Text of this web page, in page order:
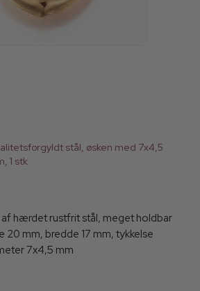
stål, øsken med 7x4,5
1 stk
af hærdet rustfrit stål, meget holdbar
mm, bredde 17 mm, tykkelse
7x4,5 mm